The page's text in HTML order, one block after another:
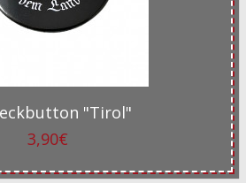
"Tirol"
3,90€